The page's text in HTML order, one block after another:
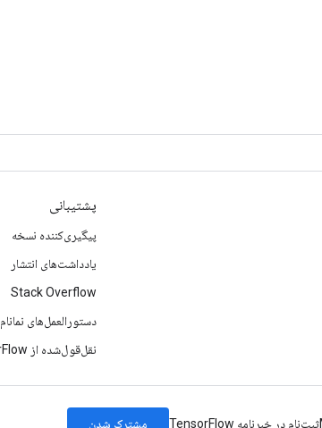
پشتیبانی
پیگیری‌کننده نسخه
یادداشت‌های انتشار
Stack Overflow
دستورالعمل‌های نمانام
نقل‌قول‌شده از TensorFlow
ثبت‌نام در خبرنامه TensorFlow مشترک شدن